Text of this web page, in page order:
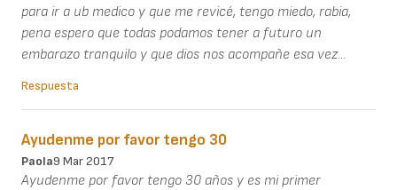
para ir a ub medico y que me revicé, tengo miedo, rabia,
pena espero que todas podamos tener a futuro un
embarazo tranquilo y que dios nos acompañe esa vez...
Respuesta
Ayudenme por favor tengo 30
Paola9 Mar 2017
Ayudenme por favor tengo 30 años y es mi primer